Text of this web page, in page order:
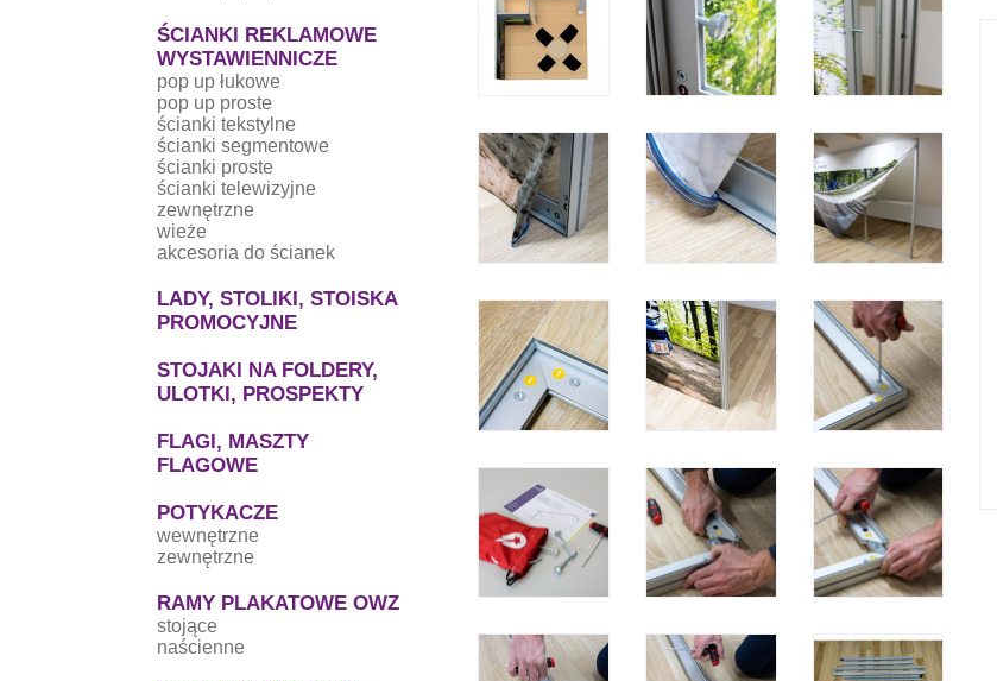
ŚCIANKI REKLAMOWE
WYSTAWIENNICZE
pop up łukowe
pop up proste
ścianki tekstylne
ścianki segmentowe
ścianki proste
ścianki telewizyjne
zewnętrzne
wieże
akcesoria do ścianek
LADY, STOLIKI, STOISKA
PROMOCYJNE
STOJAKI NA FOLDERY,
ULOTKI, PROSPEKTY
FLAGI, MASZTY
FLAGOWE
POTYKACZE
wewnętrzne
zewnętrzne
RAMY PLAKATOWE OWZ
stojące
naścienne